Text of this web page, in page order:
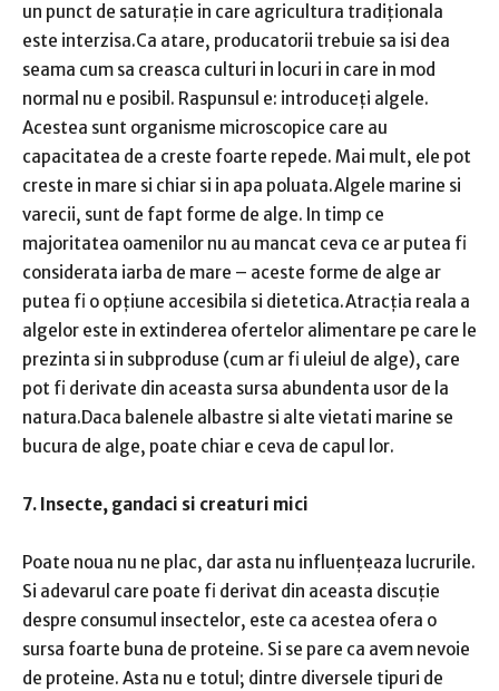
un punct de saturație in care agricultura tradiționala
este interzisa.Ca atare, producatorii trebuie sa isi dea
seama cum sa creasca culturi in locuri in care in mod
normal nu e posibil. Raspunsul e: introduceți algele.
Acestea sunt organisme microscopice care au
capacitatea de a creste foarte repede. Mai mult, ele pot
creste in mare si chiar si in apa poluata.Algele marine si
varecii, sunt de fapt forme de alge. In timp ce
majoritatea oamenilor nu au mancat ceva ce ar putea fi
considerata iarba de mare – aceste forme de alge ar
putea fi o opțiune accesibila si dietetica.Atracția reala a
algelor este in extinderea ofertelor alimentare pe care le
prezinta si in subproduse (cum ar fi uleiul de alge), care
pot fi derivate din aceasta sursa abundenta usor de la
natura.Daca balenele albastre si alte vietati marine se
bucura de alge, poate chiar e ceva de capul lor.
7. Insecte, gandaci si creaturi mici
Poate noua nu ne plac, dar asta nu influențeaza lucrurile.
Si adevarul care poate fi derivat din aceasta discuție
despre consumul insectelor, este ca acestea ofera o
sursa foarte buna de proteine. Si se pare ca avem nevoie
de proteine. Asta nu e totul; dintre diversele tipuri de